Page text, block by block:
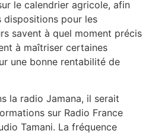
le calendrier agricole, afin
dispositions pour les
savent à quel moment précis
à maîtriser certaines
une bonne rentabilité de
la radio Jamana, il serait
sur Radio France
Tamani. La fréquence